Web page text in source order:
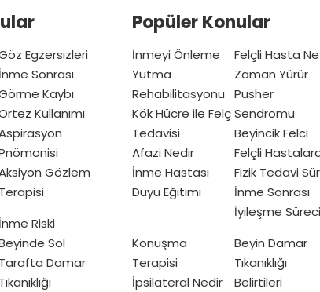
Egzersizleri
İnme Sonrası
Kaybı
Kullanımı
Gözlem
Terapisi
İnme Riski
Sol
Tarafta Damar
Tıkanıklığı
Popüler Konular
İnmeyi Önleme
Yutma
Rehabilitasyonu
Kök Hücre ile Felç
Tedavisi
Afazi Nedir
İnme Hastası
Duyu Eğitimi
Felçli Hasta Ne
Zaman Yürür
Pusher
Sendromu
Beyincik Felci
Felçli
Fizik Tedavi
İnme Sonrası
İyileşme Süreci
Konuşma
Terapisi
İpsilateral Nedir
Beyin Damar
Tıkanıklığı
Belirtileri